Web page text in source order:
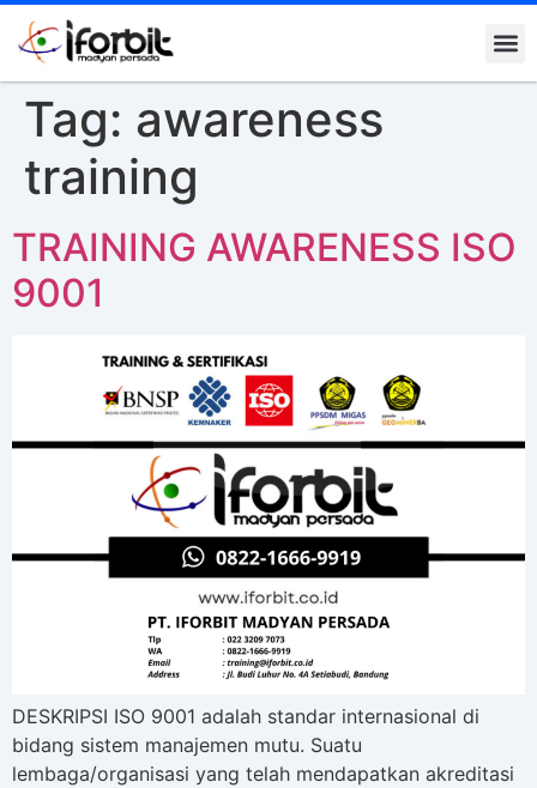
Tag: awareness
training
TRAINING AWARENESS ISO
9001
DESKRIPSI ISO 9001 adalah standar internasional di
bidang sistem manajemen mutu. Suatu
lembaga/organisasi yang telah mendapatkan akreditasi